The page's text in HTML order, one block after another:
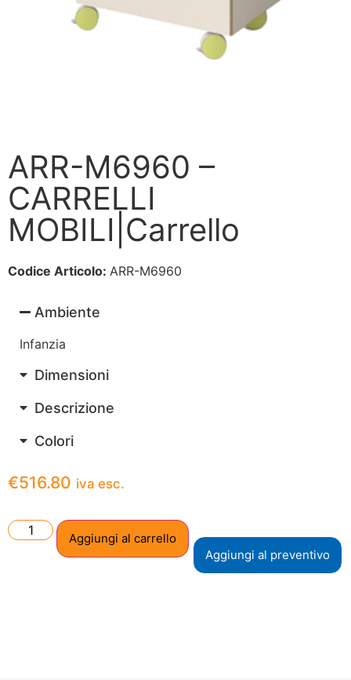
ARR-M6960 –
CARRELLI
MOBILI|Carrello
Codice Articolo: ARR-M6960
Ambiente
Infanzia
Dimensioni
Descrizione
Colori
€516.80 iva esc.
Aggiungi al carrello
Aggiungi al preventivo